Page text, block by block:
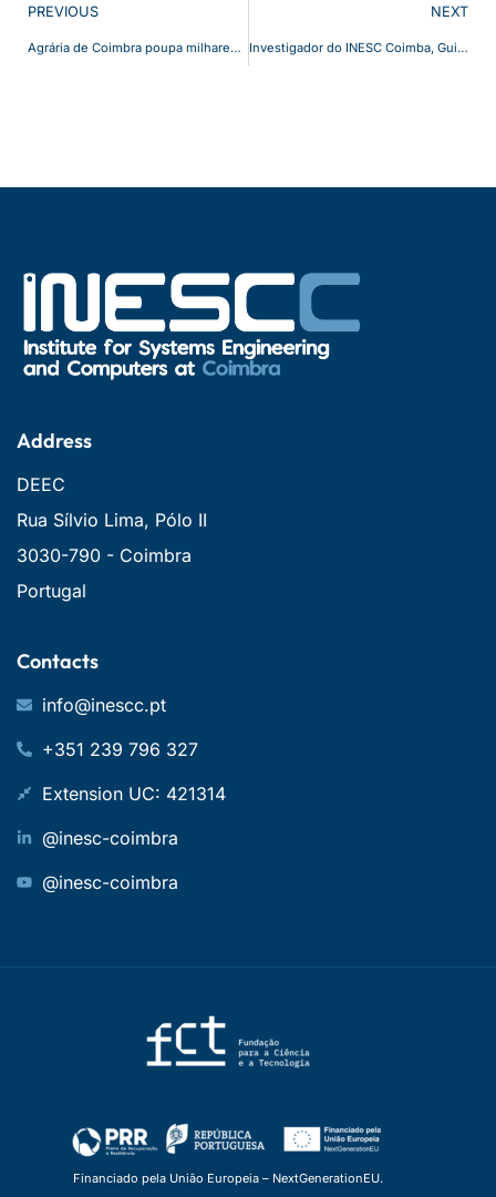
PREVIOUS
Agrária de Coimbra poupa milhares de euros com projeto de eficiência energética implementado pela investigadora do INESC Coimbra Marta Lopes.
NEXT
Investigador do INESC Coimba, Guillermo Pereira, ex—aluno da FEUC, do Doutoramento em Sistemas Sustentáveis de Energia da Iniciativa Energia para a Sustentabilidade, dá entrevista para a Fundação Francisco Manuel dos Santos
Address
DEEC
Rua Sílvio Lima, Pólo II
3030-790 - Coimbra
Portugal
Contacts
info@inescc.pt
+351 239 796 327
Extension UC: 421314
@inesc-coimbra
@inesc-coimbra
Financiado pela União Europeia – NextGenerationEU.